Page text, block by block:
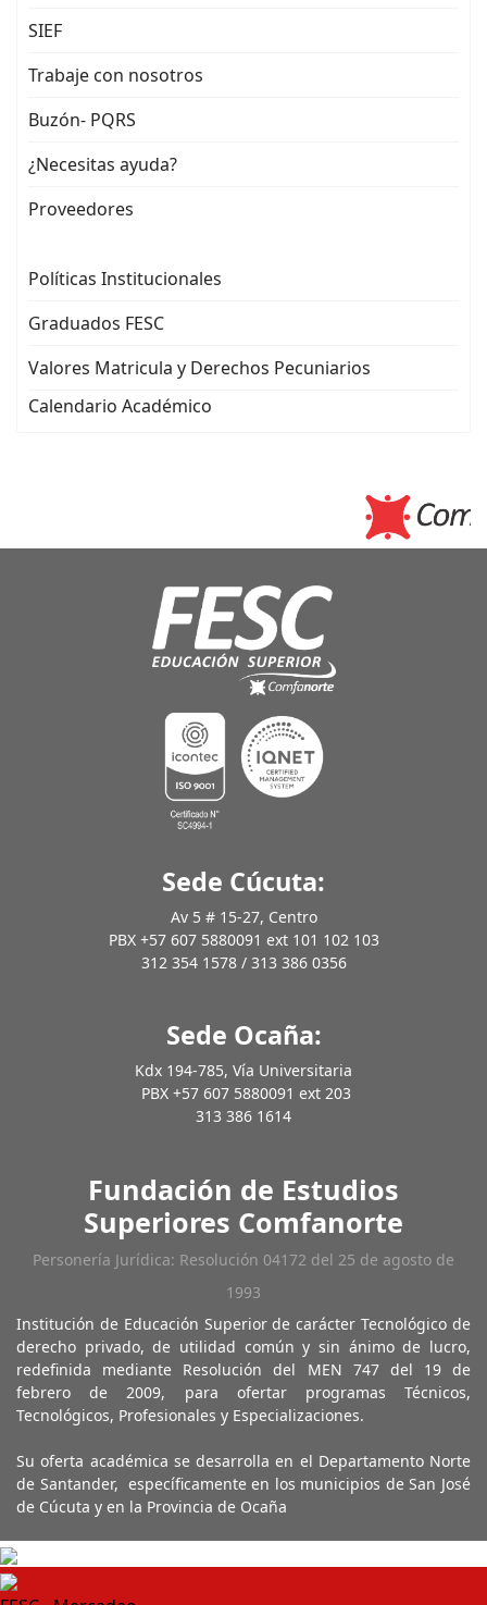
SIEF
Trabaje con nosotros
Buzón- PQRS
¿Necesitas ayuda?
Proveedores
Políticas Institucionales
Graduados FESC
Valores Matricula y Derechos Pecuniarios
Calendario Académico
Sede Cúcuta:
Av 5 # 15-27, Centro
PBX +57 607 5880091 ext 101 102 103
312 354 1578 / 313 386 0356
Sede Ocaña:
Kdx 194-785, Vía Universitaria
PBX +57 607 5880091 ext 203
313 386 1614
Fundación de Estudios
Superiores Comfanorte
Personería Jurídica: Resolución 04172 del 25 de agosto de
1993
Institución de Educación Superior de carácter Tecnológico de
derecho privado, de utilidad común y sin ánimo de lucro,
redefinida mediante Resolución del MEN 747 del 19 de
febrero de 2009, para ofertar programas Técnicos,
Tecnológicos, Profesionales y Especializaciones.
Su oferta académica se desarrolla en el Departamento Norte
de Santander, específicamente en los municipios de San José
de Cúcuta y en la Provincia de Ocaña